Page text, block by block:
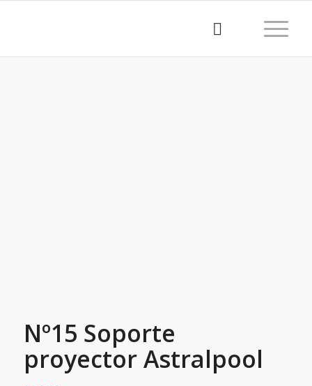
Nº15 Soporte
proyector Astralpool